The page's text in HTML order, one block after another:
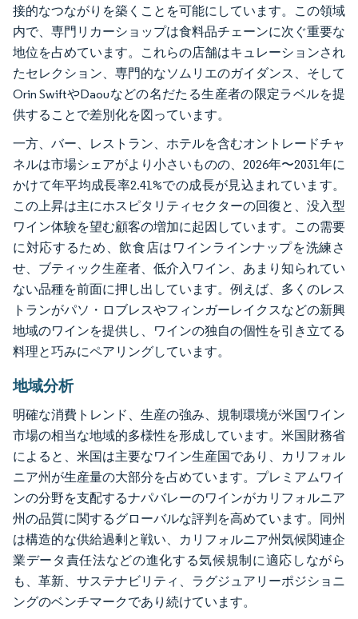
接的なつながりを築くことを可能にしています。この領域
内で、専門リカーショップは食料品チェーンに次ぐ重要な
地位を占めています。これらの店舗はキュレーションされ
たセレクション、専門的なソムリエのガイダンス、そして
Orin SwiftやDaouなどの名だたる生産者の限定ラベルを提
供することで差別化を図っています。
一方、バー、レストラン、ホテルを含むオントレードチャ
ネルは市場シェアがより小さいものの、2026年〜2031年に
かけて年平均成長率2.41%での成長が見込まれています。
この上昇は主にホスピタリティセクターの回復と、没入型
ワイン体験を望む顧客の増加に起因しています。この需要
に対応するため、飲食店はワインラインナップを洗練さ
せ、ブティック生産者、低介入ワイン、あまり知られてい
ない品種を前面に押し出しています。例えば、多くのレス
トランがパソ・ロブレスやフィンガーレイクスなどの新興
地域のワインを提供し、ワインの独自の個性を引き立てる
料理と巧みにペアリングしています。
地域分析
明確な消費トレンド、生産の強み、規制環境が米国ワイン
市場の相当な地域的多様性を形成しています。米国財務省
によると、米国は主要なワイン生産国であり、カリフォル
ニア州が生産量の大部分を占めています。プレミアムワイ
ンの分野を支配するナパバレーのワインがカリフォルニア
州の品質に関するグローバルな評判を高めています。同州
は構造的な供給過剰と戦い、カリフォルニア州気候関連企
業データ責任法などの進化する気候規制に適応しながら
も、革新、サステナビリティ、ラグジュアリーポジショニ
ングのベンチマークであり続けています。